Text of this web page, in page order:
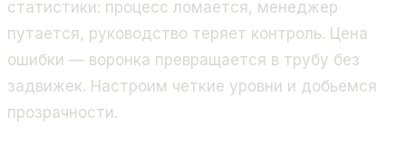
статистики: процесс ломается, менеджер
путается, руководство теряет контроль. Цена
ошибки — воронка превращается в трубу без
задвижек. Настроим четкие уровни и добьемся
прозрачности.